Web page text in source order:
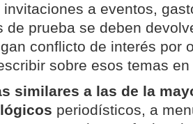
invitaciones a eventos,
de prueba se deben
conflicto de interés por
sobre esos temas
similares a las de la
periodísticos, a